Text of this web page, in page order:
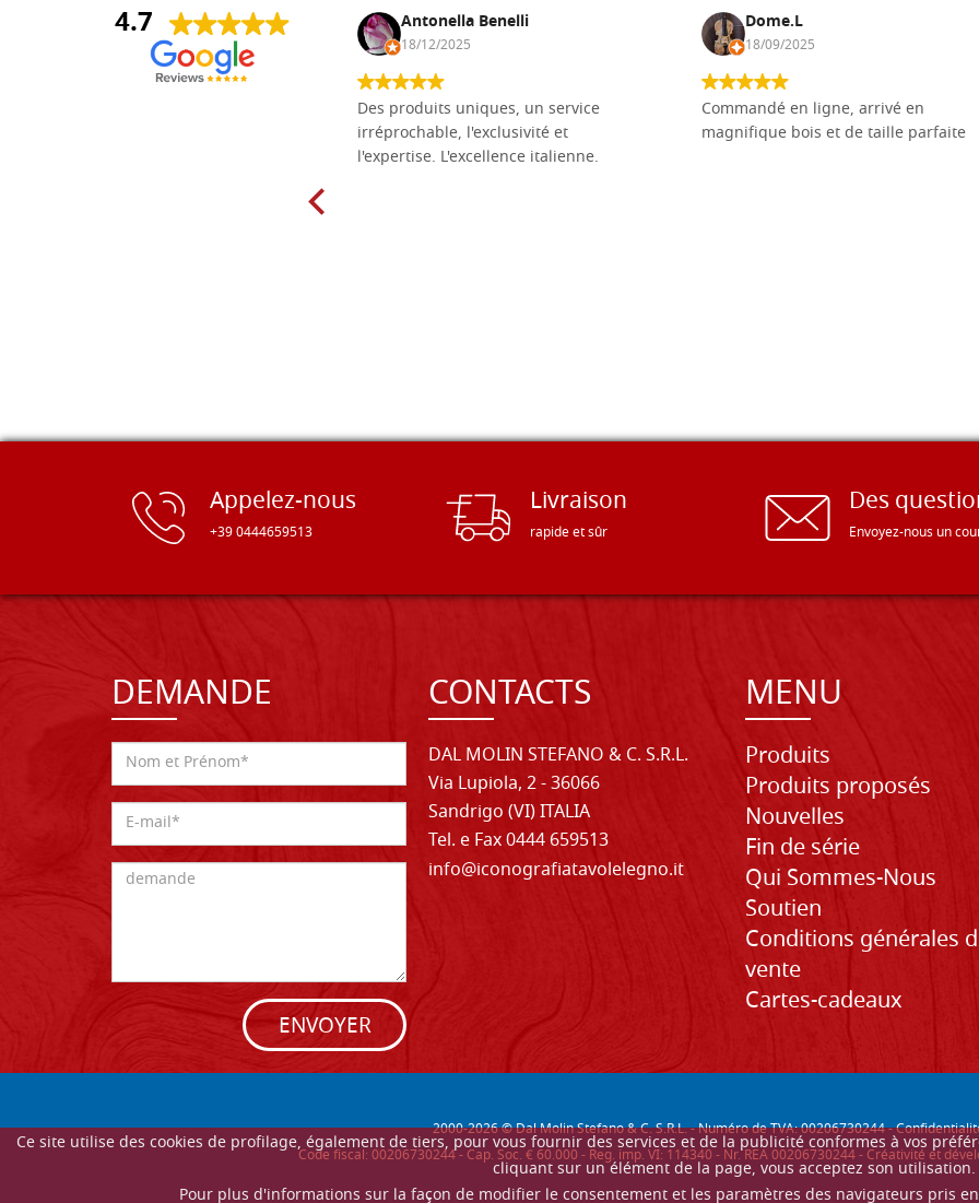
Ce site utilise des cookies de profilage, également de tiers, pour vous fournir des services et de la publicité conformes à vos
cliquant sur un élément de la page, vous acceptez son utilisation.
Pour plus d'informations sur la façon de modifier le consentement et les paramètres des navigateurs pris
4.7
Daniel Vandewalle Antonella Benelli
18/12/2025
Des produits uniques, un service
irréprochable, l'exclusivité et
l'expertise. L'excellence italienne.
Dome.L
18/09/2025
Commandé en ligne, arrivé en
magnifique bois et de taille parfaite
Appelez-nous
+39 0444659513
Livraison
rapide et sûr
Des
Envoyez-nous un
DEMANDE
ENVOYER
CONTACTS
DAL MOLIN STEFANO & C. S.R.L.
Via Lupiola, 2 - 36066
Sandrigo (VI) ITALIA
Tel. e Fax 0444 659513
info@iconografiatavolelegno.it
MENU
Produits
Produits proposés
Nouvelles
Fin de série
Qui Sommes-Nous
Soutien
Conditions générales
vente
Cartes-cadeaux
2000-2026© Dal Molin Stefano & C. S.R.L. - Numéro de TVA: 00206730244 -
Code fiscal: 00206730244 - Cap. Soc. € 60.000 - Reg. imp. VI: 114340 - Nr. REA 00206730244 - Créativité et